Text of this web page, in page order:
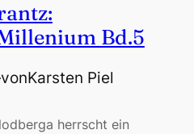
Bd.5
vonKarsten Piel
herrscht ein